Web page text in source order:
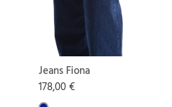
Jeans Fiona
178,00 €